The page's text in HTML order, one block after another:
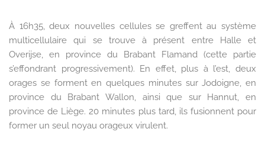
À 16h35, deux nouvelles cellules se greffent au système
multicellulaire qui se trouve à présent entre Halle et
Overijse, en province du Brabant Flamand (cette partie
s’effondrant progressivement). En effet, plus à l’est, deux
orages se forment en quelques minutes sur Jodoigne, en
province du Brabant Wallon, ainsi que sur Hannut, en
province de Liège. 20 minutes plus tard, ils fusionnent pour
former un seul noyau orageux virulent.